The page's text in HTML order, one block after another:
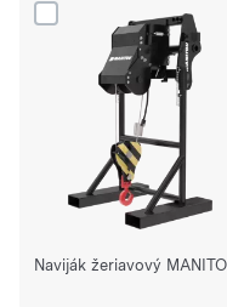
Dodaj produkt Naviják
Naviják žeriavový